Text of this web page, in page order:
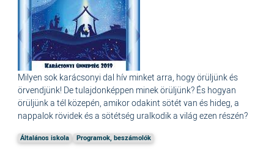
Milyen sok karácsonyi dal hív minket arra, hogy örüljünk és
örvendjünk! De tulajdonképpen minek örüljünk? És hogyan
örüljünk a tél közepén, amikor odakint sötét van és hideg, a
nappalok rövidek és a sötétség uralkodik a világ ezen részén?
Általános iskola Programok, beszámolók